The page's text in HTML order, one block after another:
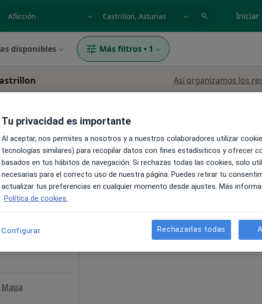
especialidad, enfermedad o nombre Iniciar
disponibles Más filtros • 1
Así organizamos los
Pérez-
más
Mapa
La reserva de cita online no está
Pedir una cita
Tu privacidad es importante
Al aceptar, nos permites a nosotros y a nuestros colaboradores utilizar
tecnologías similares) para recopilar datos con fines estadísiticos y ofrecer
basados en tus hábitos de navegación. Si rechazas todas las cookies, solo
necesarias para el correcto uso de nuestra página. Puedes retirar tu
actualizar tus preferencias en cualquier momento desde ajustes. Más
Política de cookies.
Configurar Rechazarlas todas